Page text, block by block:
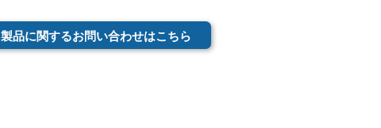
製品に関するお問い合わせはこちら